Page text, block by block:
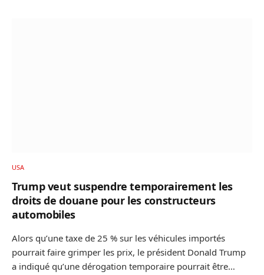
USA
Trump veut suspendre temporairement les
droits de douane pour les constructeurs
automobiles
Alors qu’une taxe de 25 % sur les véhicules importés
pourrait faire grimper les prix, le président Donald Trump
a indiqué qu’une dérogation temporaire pourrait être…